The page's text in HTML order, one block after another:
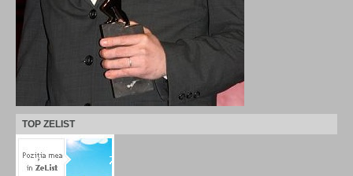
TOP ZELIST